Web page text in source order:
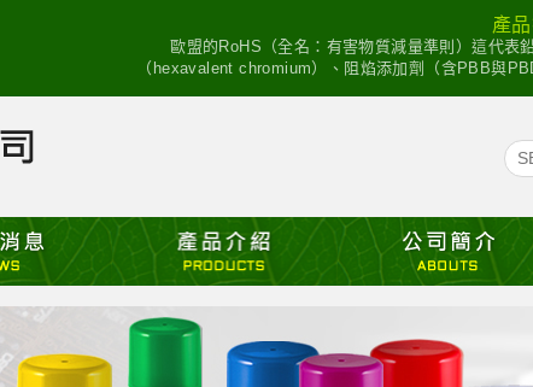
產
歐盟的RoHS（全名：有害物質減量準則）這代表
（hexavalent chromium）、阻焰添加劑（含PBB與